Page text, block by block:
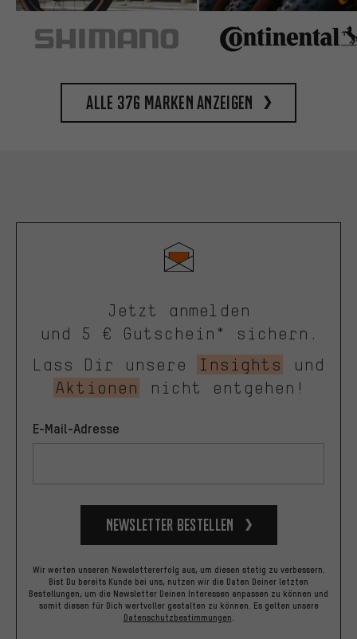
Alle 376 Marken anzeigen
Jetzt anmelden
und 5 € Gutschein* sichern.
Lass Dir unsere
Insights
und
Aktionen
nicht entgehen!
E-Mail-Adresse
Newsletter bestellen
Wir werten unseren Newslettererfolg aus, um diesen stetig zu verbessern.
Bist Du bereits Kunde bei uns, nutzen wir die Daten Deiner letzten
Bestellungen, um die Newsletter Deinen Interessen anpassen zu können und
somit diesen für Dich wertvoller gestalten zu können. Es gelten unsere
Datenschutzbestimmungen.